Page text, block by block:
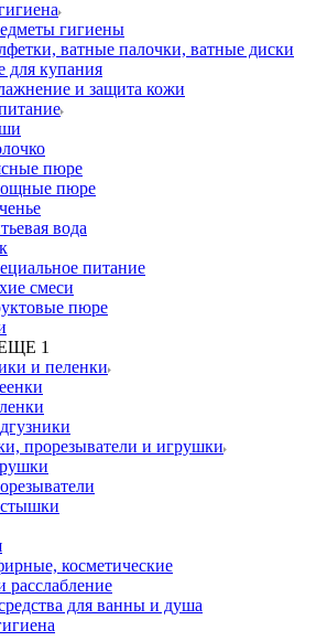
гигиены
ватные палочки, ватные диски
для купания
и защита кожи
пюре
пюре
вода
питание
смеси
пюре
1
и пеленки
прорезыватели и игрушки
косметические
расслабление
для ванны и душа